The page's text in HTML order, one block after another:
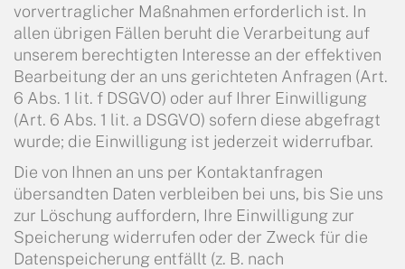
vorvertraglicher Maßnahmen erforderlich ist. In
allen übrigen Fällen beruht die Verarbeitung auf
unserem berechtigten Interesse an der effektiven
Bearbeitung der an uns gerichteten Anfragen (Art.
6 Abs. 1 lit. f DSGVO) oder auf Ihrer Einwilligung
(Art. 6 Abs. 1 lit. a DSGVO) sofern diese abgefragt
wurde; die Einwilligung ist jederzeit widerrufbar.
Die von Ihnen an uns per Kontaktanfragen
übersandten Daten verbleiben bei uns, bis Sie uns
zur Löschung auffordern, Ihre Einwilligung zur
Speicherung widerrufen oder der Zweck für die
Datenspeicherung entfällt (z. B. nach